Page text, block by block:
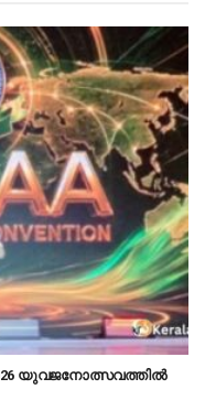
യുവജനോത്സവത്തിൽ